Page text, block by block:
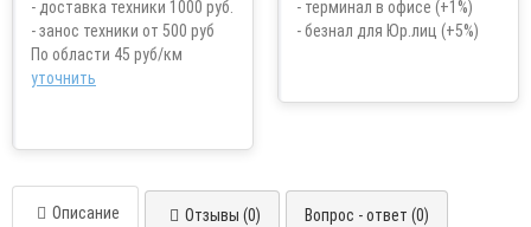
- доставка техники 1000 руб.
- занос техники от 500 руб
По области 45 руб/км
уточнить
- терминал в офисе (+1%)
- безнал для Юр.лиц (+5%)
Описание Отзывы (0) Вопрос - ответ (0)